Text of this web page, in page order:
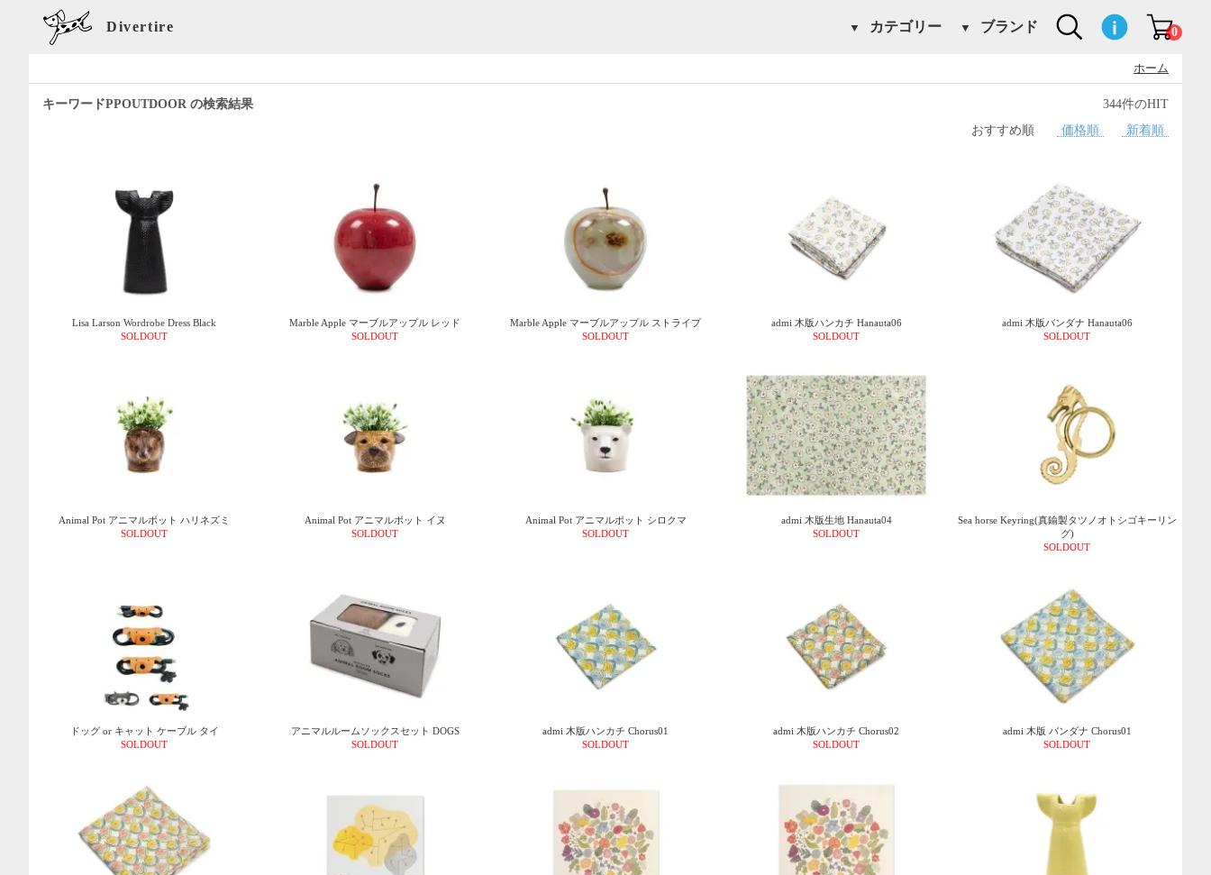
Divertire カテゴリー ブランド 0
ホーム
キーワードPPOUTDOOR の検索結果
344件のHIT
おすすめ順
価格順 新着順
Lisa Larson Wordrobe Dress Black
SOLDOUT
Marble Apple マーブルアップル レッド
SOLDOUT
Marble Apple マーブルアップル ストライプ
SOLDOUT
admi 木版ハンカチ Hanauta06
SOLDOUT
admi 木版バンダナ Hanauta06
SOLDOUT
Animal Pot アニマルポット ハリネズミ
SOLDOUT
Animal Pot アニマルポット イヌ
SOLDOUT
Animal Pot アニマルポット シロクマ
SOLDOUT
admi 木版生地 Hanauta04
SOLDOUT
Sea horse Keyring(真鍮製タツノオトシゴキーリン
グ)
SOLDOUT
ドッグ or キャット ケーブル タイ
SOLDOUT
アニマルルームソックスセット DOGS
SOLDOUT
admi 木版ハンカチ Chorus01
SOLDOUT
admi 木版ハンカチ Chorus02
SOLDOUT
admi 木版 バンダナ Chorus01
SOLDOUT